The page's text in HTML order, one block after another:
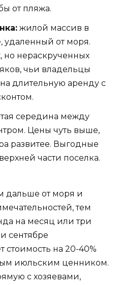
от пляжа.
жилой массив в
удаленный от моря.
но нераскрученных
чьи владельцы
длительную аренду с
середина между
Цены чуть выше,
развитее. Выгодные
части поселка.
дальше от моря и
тем
на месяц или три
сентябре
стоимость на 20-40%
июльским ценником.
с хозяевами,